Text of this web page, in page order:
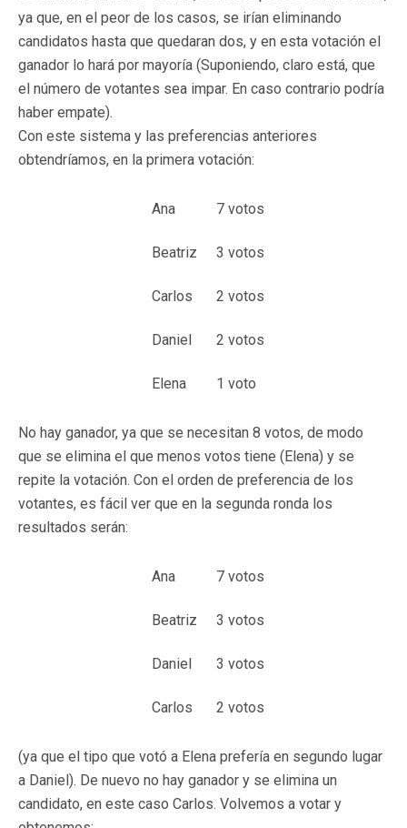
ya que, en el peor de los casos, se irían eliminando
candidatos hasta que quedaran dos, y en esta votación el
ganador lo hará por mayoría (Suponiendo, claro está, que
el número de votantes sea impar. En caso contrario podría
haber empate).
Con este sistema y las preferencias anteriores
obtendríamos, en la primera votación:
Ana 7 votos
Beatriz 3 votos
Carlos 2 votos
Daniel 2 votos
Elena 1 voto
No hay ganador, ya que se necesitan 8 votos, de modo
que se elimina el que menos votos tiene (Elena) y se
repite la votación. Con el orden de preferencia de los
votantes, es fácil ver que en la segunda ronda los
resultados serán:
Ana 7 votos
Beatriz 3 votos
Daniel 3 votos
Carlos 2 votos
(ya que el tipo que votó a Elena prefería en segundo lugar
a Daniel). De nuevo no hay ganador y se elimina un
candidato, en este caso Carlos. Volvemos a votar y